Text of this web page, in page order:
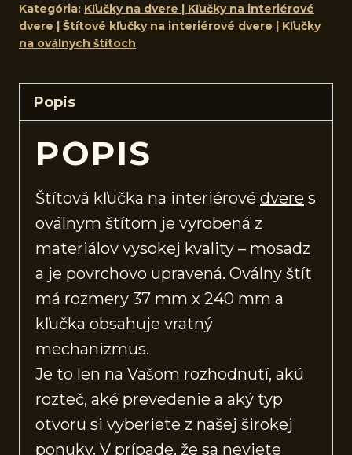
Kategória: Kľučky na dvere | Kľučky na interiérové
dvere | Štítové kľučky na interiérové dvere | Kľučky
na oválnych štítoch
Popis
POPIS
Štítová kľučka na interiérové dvere s
oválnym štítom je vyrobená z
materiálov vysokej kvality – mosadz
a je povrchovo upravená. Oválny štít
má rozmery 37 mm x 240 mm a
kľučka obsahuje vratný
mechanizmus.
Je to len na Vašom rozhodnutí, akú
rozteč, aké prevedenie a aký typ
otvoru si vyberiete z našej širokej
ponuky. V prípade, že sa neviete